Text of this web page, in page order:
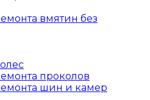
вмятин без
проколов
шин и камер